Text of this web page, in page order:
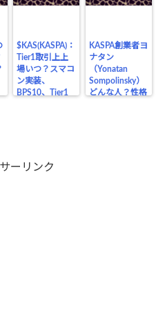
$KAS(KASPA)：
Tier1取引上上
場いつ？スマコ
ン実装、
BPS10、Tier1
KASPA創業者ヨ
ナタン
（Yonatan
Sompolinsky）
どんな人？性格
ーリンク